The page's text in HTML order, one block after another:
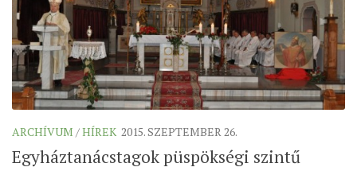
ARCHÍVUM /HÍREK 2015. SZEPTEMBER 26.
Egyháztanácstagok püspökségi szintű